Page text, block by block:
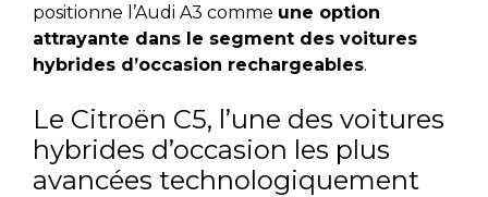
positionne l’Audi A3 comme une option
attrayante dans le segment des voitures
hybrides d’occasion rechargeables.
Le Citroën C5, l’une des voitures
hybrides d’occasion les plus
avancées technologiquement